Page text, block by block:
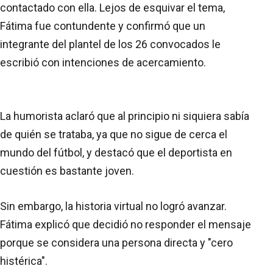
contactado con ella. Lejos de esquivar el tema,
Fátima fue contundente y confirmó que un
integrante del plantel de los 26 convocados le
escribió con intenciones de acercamiento.
La humorista aclaró que al principio ni siquiera sabía
de quién se trataba, ya que no sigue de cerca el
mundo del fútbol, y destacó que el deportista en
cuestión es bastante joven.
Sin embargo, la historia virtual no logró avanzar.
Fátima explicó que decidió no responder el mensaje
porque se considera una persona directa y "cero
histérica".